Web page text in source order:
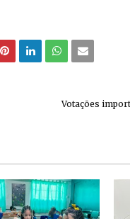
Votações